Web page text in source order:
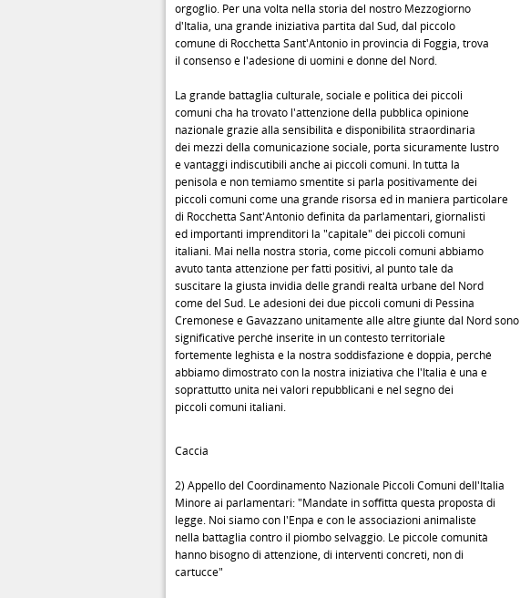
orgoglio. Per una volta nella storia del nostro Mezzogiorno
d'Italia, una grande iniziativa partita dal Sud, dal piccolo
comune di Rocchetta Sant'Antonio in provincia di Foggia, trova
il consenso e l'adesione di uomini e donne del Nord.
La grande battaglia culturale, sociale e politica dei piccoli
comuni cha ha trovato l'attenzione della pubblica opinione
nazionale grazie alla sensibilità e disponibilità straordinaria
dei mezzi della comunicazione sociale, porta sicuramente lustro
e vantaggi indiscutibili anche ai piccoli comuni. In tutta la
penisola e non temiamo smentite si parla positivamente dei
piccoli comuni come una grande risorsa ed in maniera particolare
di Rocchetta Sant'Antonio definita da parlamentari, giornalisti
ed importanti imprenditori la "capitale" dei piccoli comuni
italiani. Mai nella nostra storia, come piccoli comuni abbiamo
avuto tanta attenzione per fatti positivi, al punto tale da
suscitare la giusta invidia delle grandi realtà urbane del Nord
come del Sud. Le adesioni dei due piccoli comuni di Pessina
Cremonese e Gavazzano unitamente alle altre giunte dal Nord sono
significative perché inserite in un contesto territoriale
fortemente leghista e la nostra soddisfazione è doppia, perché
abbiamo dimostrato con la nostra iniziativa che l'Italia è una e
soprattutto unita nei valori repubblicani e nel segno dei
piccoli comuni italiani.
Caccia
2) Appello del Coordinamento Nazionale Piccoli Comuni dell'Italia
Minore ai parlamentari: "Mandate in soffitta questa proposta di
legge. Noi siamo con l'Enpa e con le associazioni animaliste
nella battaglia contro il piombo selvaggio. Le piccole comunità
hanno bisogno di attenzione, di interventi concreti, non di
cartucce"